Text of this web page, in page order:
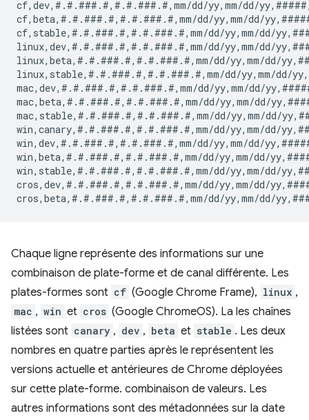
cf,dev,#.#.###.#,#.#.###.#,mm/dd/yy,mm/dd/
cf,beta,#.#.###.#,#.#.###.#,mm/dd/yy,mm/dd/
cf,stable,#.#.###.#,#.#.###.#,mm/dd/yy,mm/dd/
linux,dev,#.#.###.#,#.#.###.#,mm/dd/yy,mm/dd/
linux,beta,#.#.###.#,#.#.###.#,mm/dd/yy,mm/dd/
linux,stable,#.#.###.#,#.#.###.#,mm/dd/yy,mm/dd/
mac,dev,#.#.###.#,#.#.###.#,mm/dd/yy,mm/dd/
mac,beta,#.#.###.#,#.#.###.#,mm/dd/yy,mm/dd/
mac,stable,#.#.###.#,#.#.###.#,mm/dd/yy,mm/dd/
win,canary,#.#.###.#,#.#.###.#,mm/dd/yy,mm/dd/
win,dev,#.#.###.#,#.#.###.#,mm/dd/yy,mm/dd/
win,beta,#.#.###.#,#.#.###.#,mm/dd/yy,mm/dd/
win,stable,#.#.###.#,#.#.###.#,mm/dd/yy,mm/dd/
cros,dev,#.#.###.#,#.#.###.#,mm/dd/yy,mm/dd/
Chaque ligne représente des informations sur une
combinaison de plate-forme et de canal différente. Les
plates-formes sont cf (Google Chrome Frame), linux ,
mac , win et cros (Google ChromeOS). La les chaînes
listées sont canary , dev , beta et stable . Les deux
nombres en quatre parties après le représentent les
versions actuelle et antérieures de Chrome déployées
sur cette plate-forme. combinaison de valeurs. Les
autres informations sont des métadonnées sur la date